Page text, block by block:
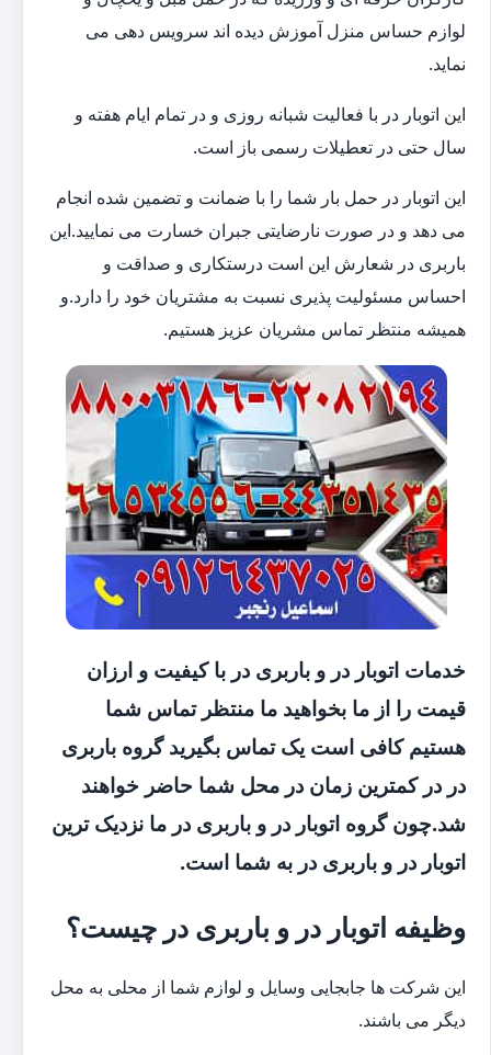
لوازم حساس منزل آموزش دیده اند سرویس دهی می
نماید.
این اتوبار در با فعالیت شبانه روزی و در تمام ایام هفته و
سال حتی در تعطیلات رسمی باز است.
این اتوبار در حمل بار شما را با ضمانت و تضمین شده انجام
می دهد و در صورت نارضایتی جبران خسارت می نمایید.این
باربری در شعارش این است درستکاری و صداقت و
احساس مسئولیت پذیری نسبت به مشتریان خود را دارد.و
همیشه منتظر تماس مشریان عزیز هستیم.
خدمات اتوبار در و باربری در با کیفیت و ارزان
قیمت را از ما بخواهید ما منتظر تماس شما
هستیم کافی است یک تماس بگیرید گروه باربری
در در کمترین زمان در محل شما حاضر خواهند
شد.چون گروه اتوبار در و باربری در ما نزدیک ترین
اتوبار در و باربری در به شما است.
وظیفه اتوبار در و باربری در چیست؟
این شرکت ها جابجایی وسایل و لوازم شما از محلی به محل
دیگر می باشند.